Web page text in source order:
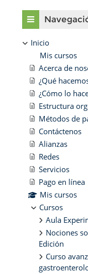
Bloques
Inicio
Mis cursos
Acerca de
¿Qué
¿Cómo lo
Estructura
Métodos de
Contáctenos
Alianzas
Redes
Servicios
Pago en línea
Mis cursos
Cursos
Aula
Nociones
Edición
Curso